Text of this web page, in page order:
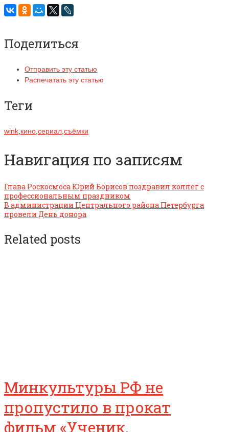
Поделиться
Отправить эту статью
Распечатать эту статью
Теги
wink кино сериал съёмки
Навигация по записям
Глава Роскосмоса Юрий Борисов поздравил коллег с
профессиональным праздником
В администрации Центрального района Петербурга
провели День донора
Related posts
Минкультуры РФ не
пропустило в прокат
фильм «Ученик.